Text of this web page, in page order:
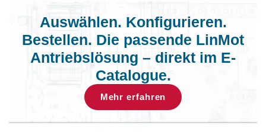
Auswählen. Konfigurieren.
Bestellen. Die passende LinMot
Antriebslösung – direkt im E-
Catalogue.
Mehr erfahren